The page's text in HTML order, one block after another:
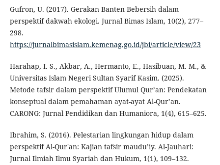
Gufron, U. (2017). Gerakan Banten Bebersih dalam
perspektif dakwah ekologi. Jurnal Bimas Islam, 10(2), 277–
298.
https://jurnalbimasislam.kemenag.go.id/jbi/article/view/23
Harahap, I. S., Akbar, A., Hermanto, E., Hasibuan, M. M., &
Universitas Islam Negeri Sultan Syarif Kasim. (2025).
Metode tafsir dalam perspektif Ulumul Qur’an: Pendekatan
konseptual dalam pemahaman ayat-ayat Al-Qur’an.
CARONG: Jurnal Pendidikan dan Humaniora, 1(4), 615–625.
Ibrahim, S. (2016). Pelestarian lingkungan hidup dalam
perspektif Al-Qur'an: Kajian tafsir maudu’iy. Al-Jauhari:
Jurnal Ilmiah Ilmu Syariah dan Hukum, 1(1), 109–132.